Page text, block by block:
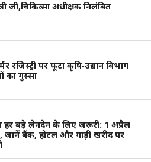
जी,चिकित्सा अधीक्षक निलंबित
रजिस्ट्री पर फूटा कृषि‑उद्यान विभाग
का गुस्सा
हर बड़े लेनदेन के लिए जरूरी: 1 अप्रैल
जानें बैंक, होटल और गाड़ी खरीद पर